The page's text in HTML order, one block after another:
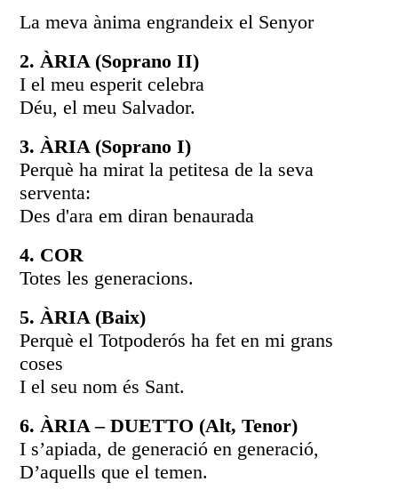
La meva ànima engrandeix el Senyor
2. ÀRIA (Soprano II)
I el meu esperit celebra
Déu, el meu Salvador.
3. ÀRIA (Soprano I)
Perquè ha mirat la petitesa de la seva
serventa:
Des d'ara em diran benaurada
4. COR
Totes les generacions.
5. ÀRIA (Baix)
Perquè el Totpoderós ha fet en mi grans
coses
I el seu nom és Sant.
6. ÀRIA – DUETTO (Alt, Tenor)
I s’apiada, de generació en generació,
D’aquells que el temen.